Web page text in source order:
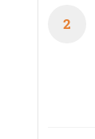
2